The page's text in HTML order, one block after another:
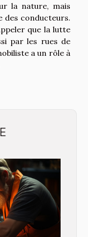
la nature, mais
des conducteurs.
que la lutte
par les rues de
a un rôle à